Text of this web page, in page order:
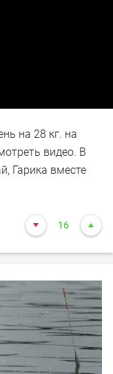
на 28 кг. на
видео. В
Гарика вместе
16